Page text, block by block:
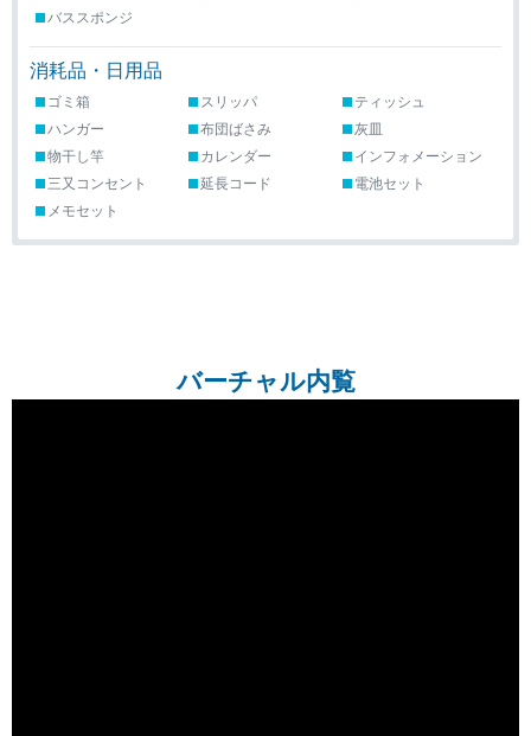
バススポンジ
消耗品・日用品
ゴミ箱 スリッパ
ティッシュ
ハンガー
布団ばさみ
灰皿
物干し竿
カレンダー
インフォメーション
三又コンセント
延長コード
電池セット
メモセット
バーチャル内覧